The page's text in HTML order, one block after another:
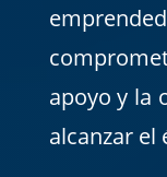
apoyo y la
alcanzar el